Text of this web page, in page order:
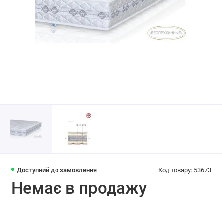
Доступний до замовлення Код товару: 53673
Немає в продажу